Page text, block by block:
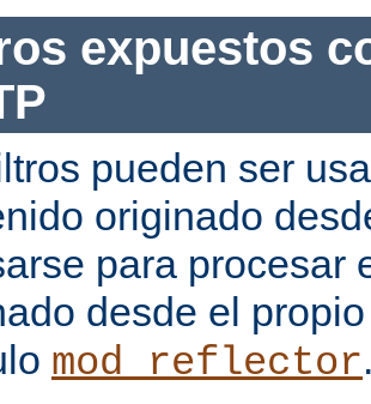
expuestos
pueden ser
originado
para procesar
desde el
mod_reflector